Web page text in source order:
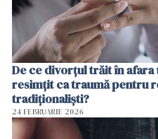
De ce divorțul trăit în afara
resimțit ca traumă pentru
tradiționaliști?
24 FEBRUARIE 2026